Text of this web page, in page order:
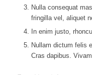
Nulla consequat
fringilla vel, aliquet
In enim justo,
Nullam dictum felis
Cras dapibus.